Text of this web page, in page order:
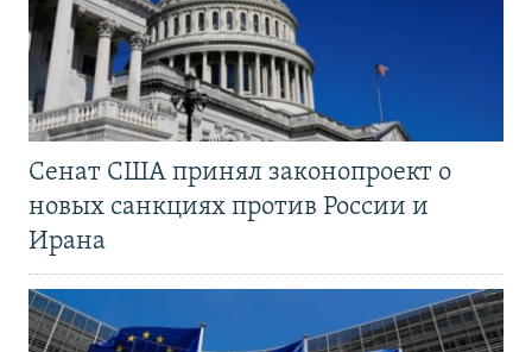
Сенат США принял законопроект о
новых санкциях против России и
Ирана